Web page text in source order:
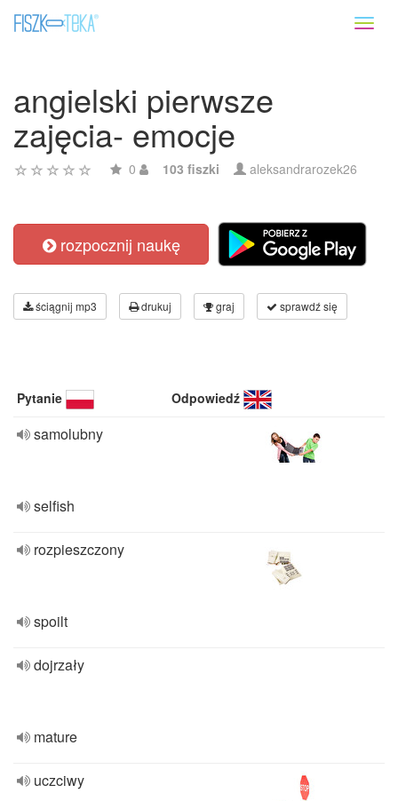
angielski pierwsze
zajęcia- emocje
0 103 fiszki aleksandrarozek26
rozpocznij naukę
ściągnij mp3 drukuj graj sprawdź się
Pytanie Odpowiedź
samolubny
selfish
rozpieszczony
spoilt
dojrzały
mature
uczciwy